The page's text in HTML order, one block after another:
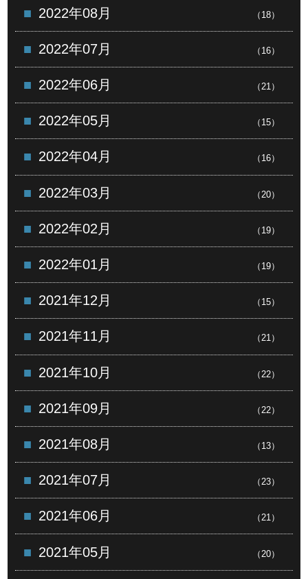
2022年08月 （18）
2022年07月 （16）
2022年06月 （21）
2022年05月 （15）
2022年04月 （16）
2022年03月 （20）
2022年02月 （19）
2022年01月 （19）
2021年12月 （15）
2021年11月 （21）
2021年10月 （22）
2021年09月 （22）
2021年08月 （13）
2021年07月 （23）
2021年06月 （21）
2021年05月 （20）